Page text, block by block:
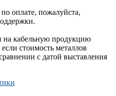
оплате, пожалуйста,
на кабельную продукцию
стоимость металлов
с датой выставления